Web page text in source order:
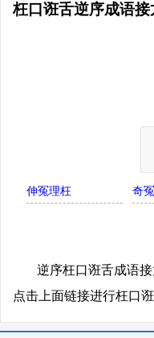
枉口诳舌逆序成语接
伸冤理枉 奇
逆序枉口诳舌成语
点击上面链接进行枉口